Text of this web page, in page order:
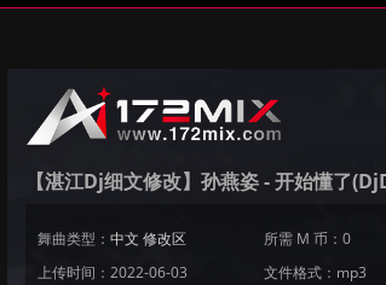
【湛江Dj细文修改】孙燕姿 - 开始懂了
舞曲类型： 中文 修改区
上传时间：2022-06-03
所需 M 币：0
文件格式：mp3